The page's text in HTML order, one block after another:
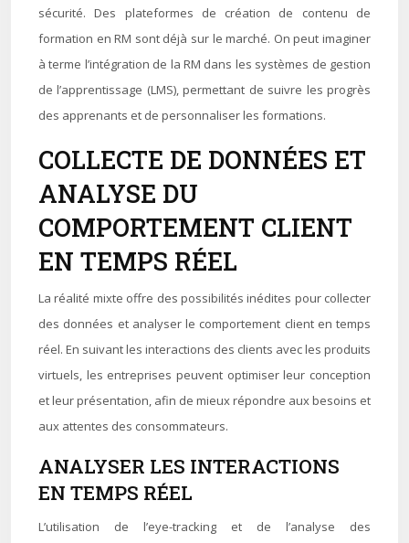
sécurité. Des plateformes de création de contenu de
formation en RM sont déjà sur le marché. On peut imaginer
à terme l’intégration de la RM dans les systèmes de gestion
de l’apprentissage (LMS), permettant de suivre les progrès
des apprenants et de personnaliser les formations.
COLLECTE DE DONNÉES ET
ANALYSE DU
COMPORTEMENT CLIENT
EN TEMPS RÉEL
La réalité mixte offre des possibilités inédites pour collecter
des données et analyser le comportement client en temps
réel. En suivant les interactions des clients avec les produits
virtuels, les entreprises peuvent optimiser leur conception
et leur présentation, afin de mieux répondre aux besoins et
aux attentes des consommateurs.
ANALYSER LES INTERACTIONS
EN TEMPS RÉEL
L’utilisation de l’eye-tracking et de l’analyse des